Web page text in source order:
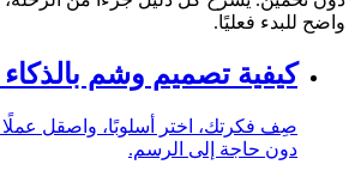
واضح للبدء فعليًا.
كيفية تصميم وشم
صِف فكرتك، اختر أسلوبًا، واصقل عملًا
دون حاجة إلى الرسم.